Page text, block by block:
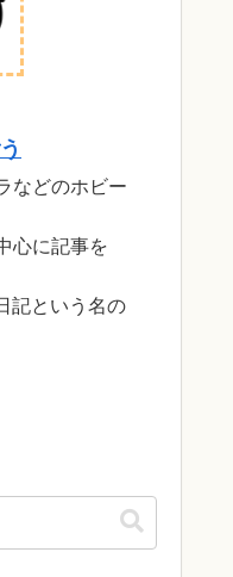
などのホビー
心に記事を
記という名の